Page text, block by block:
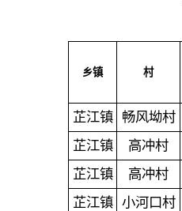
乡镇 村
芷江镇 畅风坳村
芷江镇
高冲村
芷江镇
高冲村
芷江镇
小河口村